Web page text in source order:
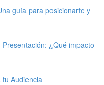
guía para posicionarte y
¿Qué impacto
Audiencia